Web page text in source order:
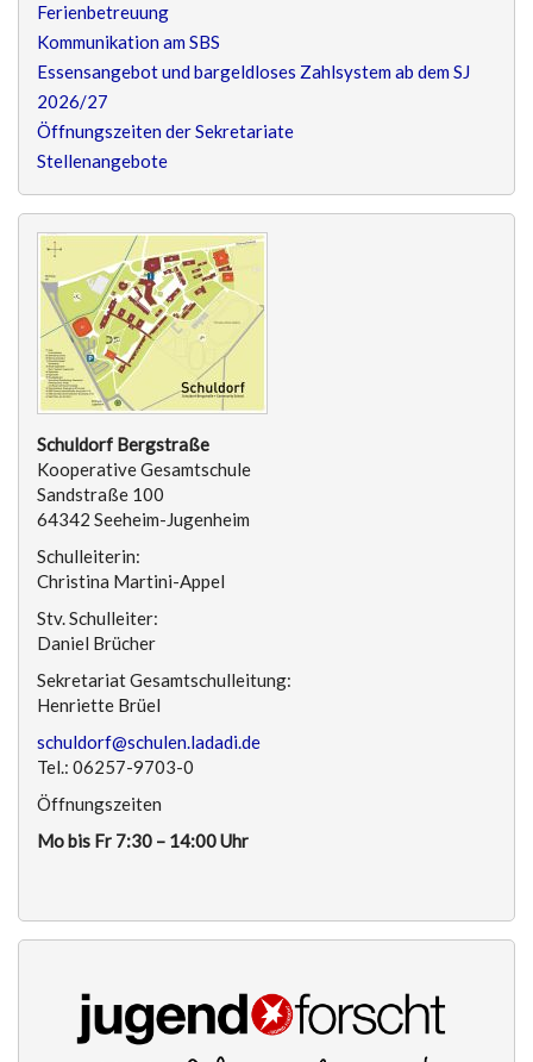
Ferienbetreuung
Kommunikation am SBS
Essensangebot und bargeldloses Zahlsystem ab dem SJ
2026/27
Öffnungszeiten der Sekretariate
Stellenangebote
Schuldorf Bergstraße
Kooperative Gesamtschule
Sandstraße 100
64342 Seeheim-Jugenheim
Schulleiterin:
Christina Martini-Appel
Stv. Schulleiter:
Daniel Brücher
Sekretariat Gesamtschulleitung:
Henriette Brüel
schuldorf@schulen.ladadi.de
Tel.: 06257-9703-0
Öffnungszeiten
Mo bis Fr 7:30 – 14:00 Uhr